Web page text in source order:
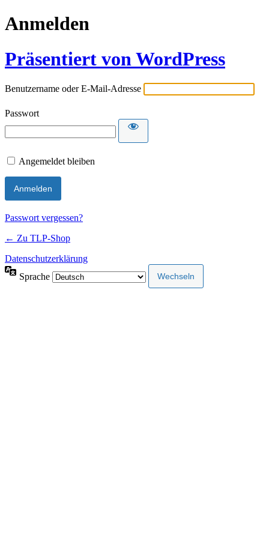
Anmelden
Präsentiert von WordPress
Benutzername oder E-Mail-Adresse
Passwort
Angemeldet bleiben
Passwort vergessen?
← Zu TLP-Shop
Datenschutzerklärung
Sprache